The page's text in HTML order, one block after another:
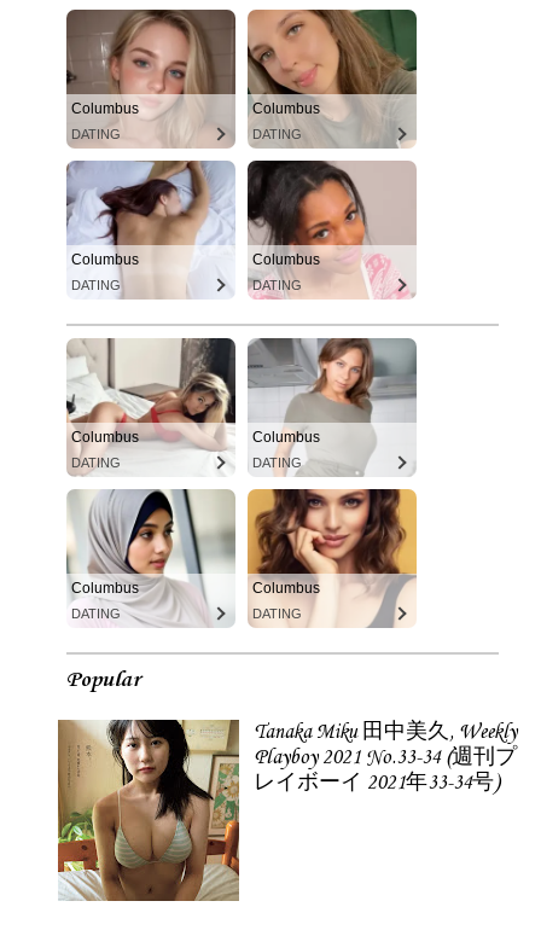
Columbus
DATING
Columbus
DATING
Columbus
DATING
Columbus
DATING
Columbus
DATING
Columbus
DATING
Columbus
DATING
Columbus
DATING
Popular
Tanaka Miku 田中美久, Weekly
Playboy 2021 No.33-34 (週刊プ
レイボーイ 2021年33-34号)